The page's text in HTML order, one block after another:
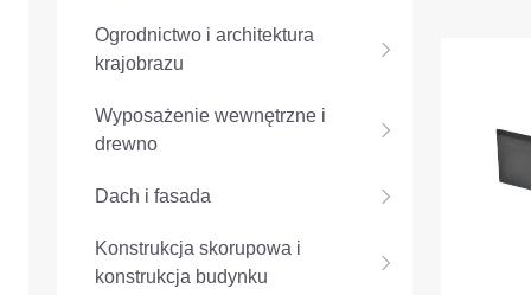
Ogrodnictwo i architektura
krajobrazu
Wyposażenie wewnętrzne i
drewno
Dach i fasada
Konstrukcja skorupowa i
konstrukcja budynku